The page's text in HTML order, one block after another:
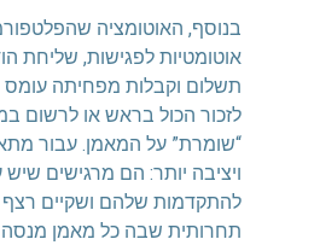
בנוסף, האוטומציה
אוטומטיות לפגישות, שליחת
תשלום וקבלות מפחיתה
לזכור הכול בראש או לרשום
“שומרת” על המאמן. עבור
ויציבה יותר: הם מרגישים
להתקדמות שלהם ושקיים רצף
תחרותית שבה כל מאמן מנסה